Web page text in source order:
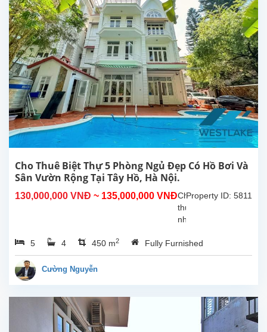
công,
sân
rông,
thoáng
mát
tại
Tây
Hồ,
Hà
Nội.
Tầng
1
phòng
khách
bếp
rộng,...
Cho Thuê Biệt Thự 5 Phòng Ngủ Đẹp Có Hồ Bơi Và
Sân Vườn Rộng Tại Tây Hồ, Hà Nội.
130,000,000 VNĐ ~ 135,000,000 VNĐ Property ID: 5811
Cho
thuê
nhà
phòng
ngủ
5 4 450 m2 Fully Furnished
Cường Nguyễn